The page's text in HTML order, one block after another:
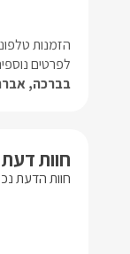
הזמנות
לפרטים
בברכה,
חוות
חוות הדעת